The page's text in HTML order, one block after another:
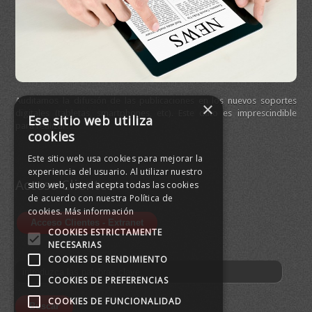
Auditamos la difusión de las publicaciones en los nuevos soportes
digitales (tabletas, smartphones, etc). Este dato es imprescindible
para realizar…
Acceso Clientes
×
Ese sitio web utiliza
cookies
Este sitio web usa cookies para mejorar la
experiencia del usuario. Al utilizar nuestro
sitio web, usted acepta todas las cookies
de acuerdo con nuestra Política de
cookies. Más información
COOKIES ESTRICTAMENTE
NECESARIAS
COOKIES DE RENDIMIENTO
COOKIES DE PREFERENCIAS
COOKIES DE FUNCIONALIDAD